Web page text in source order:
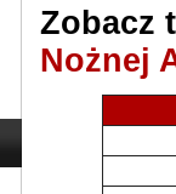
Zobacz
Nożnej